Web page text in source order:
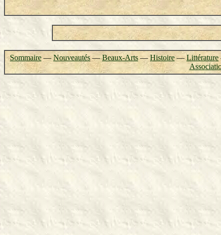
Sommaire—Nouveautés—Beaux-Arts —Histoire—Littérature